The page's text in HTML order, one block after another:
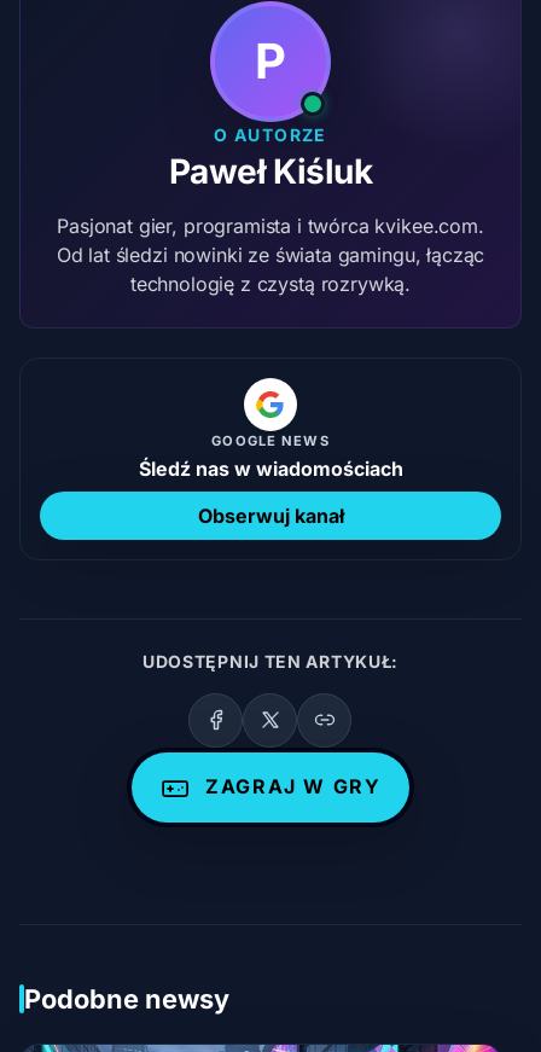
P
O AUTORZE
Paweł Kiśluk
Pasjonat gier, programista i twórca kvikee.com.
Od lat śledzi nowinki ze świata gamingu, łącząc
technologię z czystą rozrywką.
GOOGLE NEWS
Śledź nas w wiadomościach
Obserwuj kanał
UDOSTĘPNIJ TEN ARTYKUŁ:
ZAGRAJ W GRY
Podobne newsy